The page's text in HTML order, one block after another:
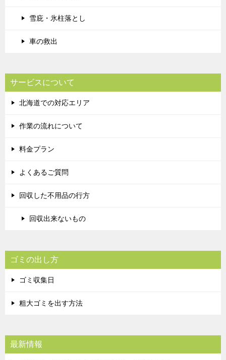
雪庇・氷柱落とし
車の救出
サービスについて
北海道での対応エリア
作業の流れについて
料金プラン
よくあるご質問
回収した不用品の行方
回収出来ないもの
ゴミの出し方
ゴミ収集日
粗大ゴミを出す方法
最新情報